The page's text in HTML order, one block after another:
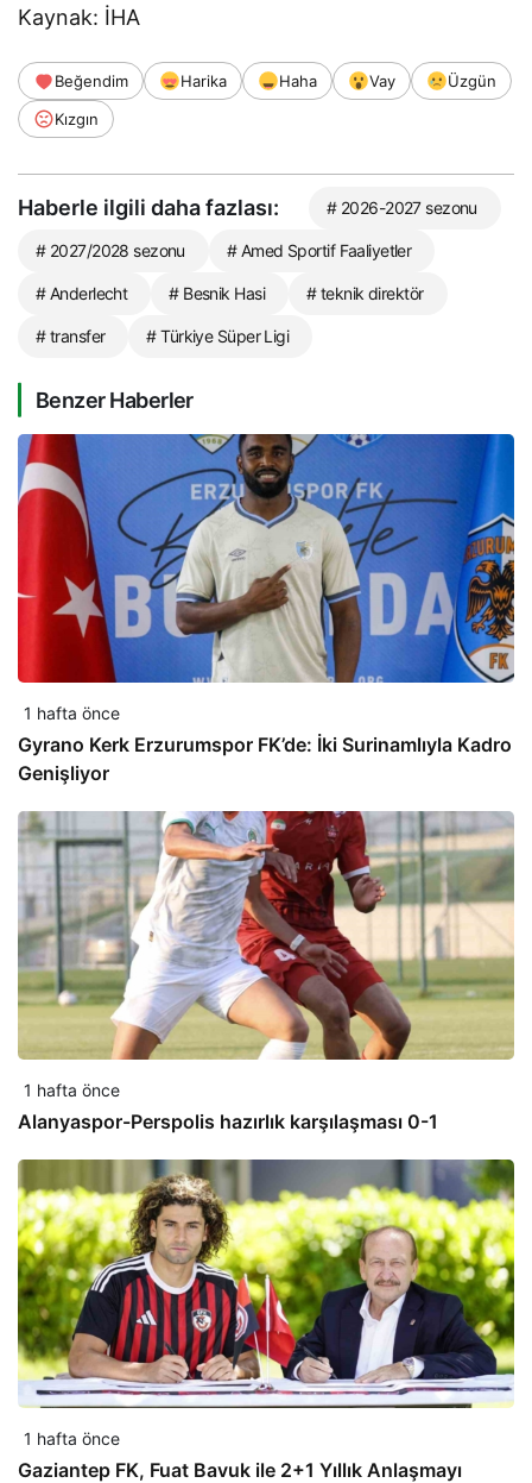
Kaynak: İHA
Beğendim Harika Haha Vay
Üzgün
Kızgın
Haberle ilgili daha fazlası: # 2026-2027 sezonu
# 2027/2028 sezonu # Amed Sportif Faaliyetler
# Anderlecht # Besnik Hasi # teknik direktör
# transfer # Türkiye Süper Ligi
Benzer Haberler
1 hafta önce
Gyrano Kerk Erzurumspor FK’de: İki Surinamlıyla Kadro
Genişliyor
1 hafta önce
Alanyaspor-Perspolis hazırlık karşılaşması 0-1
1 hafta önce
Gaziantep FK, Fuat Bavuk ile 2+1 Yıllık Anlaşmayı